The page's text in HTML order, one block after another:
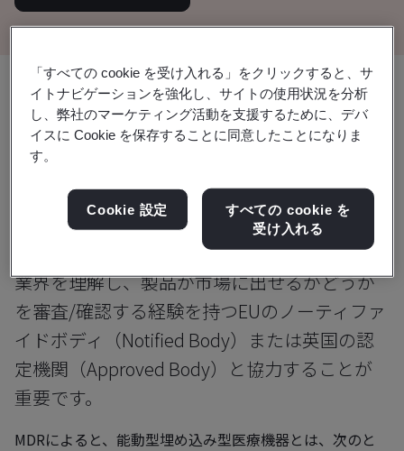
共有:
AIMDメーカーは、製品を市場に出す
前に、製品が関連規制要件を満たして
いることを確認する必要があります。
業界を理解し、製品が市場に出せるかどうか
を審査/確認する経験を持つEUのノーティファ
イドボディ（Notified Body）または英国の認
定機関（Approved Body）と協力することが
重要です。
MDRによると、能動型埋め込み型医療機器とは、次のと
「すべての cookie を受け入れる」をクリックすると、サ
イトナビゲーションを強化し、サイトの使用状況を分析
し、弊社のマーケティング活動を支援するために、デバ
イスに Cookie を保存することに同意したことになりま
す。
Cookie 設定
すべての cookie を
受け入れる